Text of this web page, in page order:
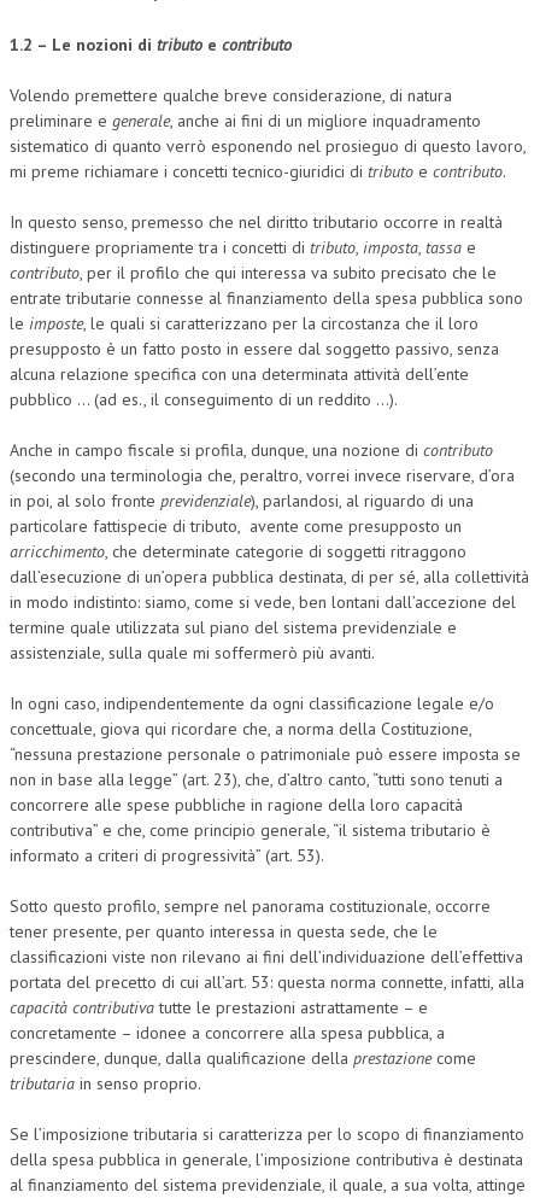
1.2 – Le nozioni di tributo e contributo
Volendo premettere qualche breve considerazione, di natura
preliminare e generale, anche ai fini di un migliore inquadramento
sistematico di quanto verrò esponendo nel prosieguo di questo lavoro,
mi preme richiamare i concetti tecnico-giuridici di tributo e contributo.
In questo senso, premesso che nel diritto tributario occorre in realtà
distinguere propriamente tra i concetti di tributo, imposta, tassa e
contributo, per il profilo che qui interessa va subito precisato che le
entrate tributarie connesse al finanziamento della spesa pubblica sono
le imposte, le quali si caratterizzano per la circostanza che il loro
presupposto è un fatto posto in essere dal soggetto passivo, senza
alcuna relazione specifica con una determinata attività dell’ente
pubblico … (ad es., il conseguimento di un reddito …).
Anche in campo fiscale si profila, dunque, una nozione di contributo
(secondo una terminologia che, peraltro, vorrei invece riservare, d’ora
in poi, al solo fronte previdenziale), parlandosi, al riguardo di una
particolare fattispecie di tributo, avente come presupposto un
arricchimento, che determinate categorie di soggetti ritraggono
dall’esecuzione di un’opera pubblica destinata, di per sé, alla collettività
in modo indistinto: siamo, come si vede, ben lontani dall’accezione del
termine quale utilizzata sul piano del sistema previdenziale e
assistenziale, sulla quale mi soffermerò più avanti.
In ogni caso, indipendentemente da ogni classificazione legale e/o
concettuale, giova qui ricordare che, a norma della Costituzione,
“nessuna prestazione personale o patrimoniale può essere imposta se
non in base alla legge” (art. 23), che, d’altro canto, “tutti sono tenuti a
concorrere alle spese pubbliche in ragione della loro capacità
contributiva” e che, come principio generale, “il sistema tributario è
informato a criteri di progressività” (art. 53).
Sotto questo profilo, sempre nel panorama costituzionale, occorre
tener presente, per quanto interessa in questa sede, che le
classificazioni viste non rilevano ai fini dell’individuazione dell’effettiva
portata del precetto di cui all’art. 53: questa norma connette, infatti, alla
capacità contributivatutte le prestazioni astrattamente – e
concretamente – idonee a concorrere alla spesa pubblica, a
prescindere, dunque, dalla qualificazione della prestazionecome
tributaria in senso proprio.
Se l’imposizione tributaria si caratterizza per lo scopo di finanziamento
della spesa pubblica in generale, l’imposizione contributiva è destinata
al finanziamento del sistema previdenziale, il quale, a sua volta, attinge